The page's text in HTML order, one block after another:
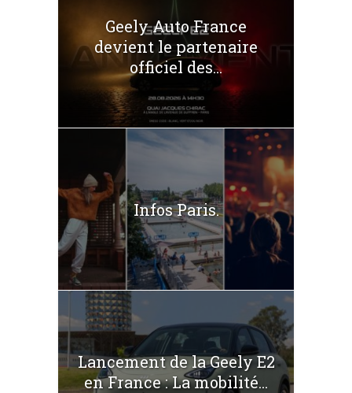
Geely Auto France
devient le partenaire
officiel des...
Infos Paris.
Lancement de la Geely E2
en France : La mobilité...